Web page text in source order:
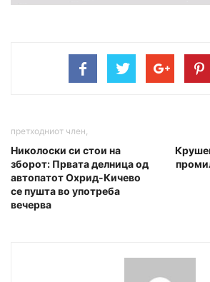
претходниот член,
Николоски си стои на
зборот: Првата делница од
автопатот Охрид-Кичево
се пушта во употреба
вечерва